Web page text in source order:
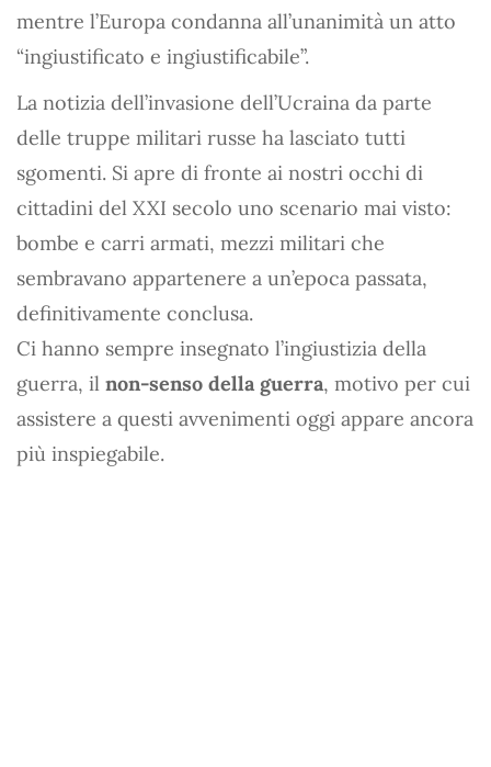
mentre l’Europa condanna all’unanimità un atto
“ingiustificato e ingiustificabile”.
La notizia dell’invasione dell’Ucraina da parte
delle truppe militari russe ha lasciato tutti
sgomenti. Si apre di fronte ai nostri occhi di
cittadini del XXI secolo uno scenario mai visto:
bombe e carri armati, mezzi militari che
sembravano appartenere a un’epoca passata,
definitivamente conclusa.
Ci hanno sempre insegnato l’ingiustizia della
guerra, il non-senso della guerra, motivo per cui
assistere a questi avvenimenti oggi appare ancora
più inspiegabile.